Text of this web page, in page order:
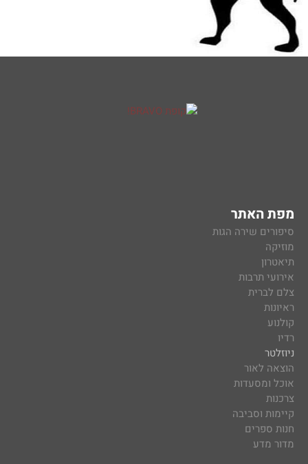
מפת האתר
סיפורים שירה הגות
מוזיקה
תיאטרון
אירועי תרבות
צלם לברית
ראיונות
קולנוע
רדיו
ניוזלטר
הוצאה לאור
אוכל ומסעדות
צרכנות
קיימות וסביבה
חנות ספרים
מדור מדע